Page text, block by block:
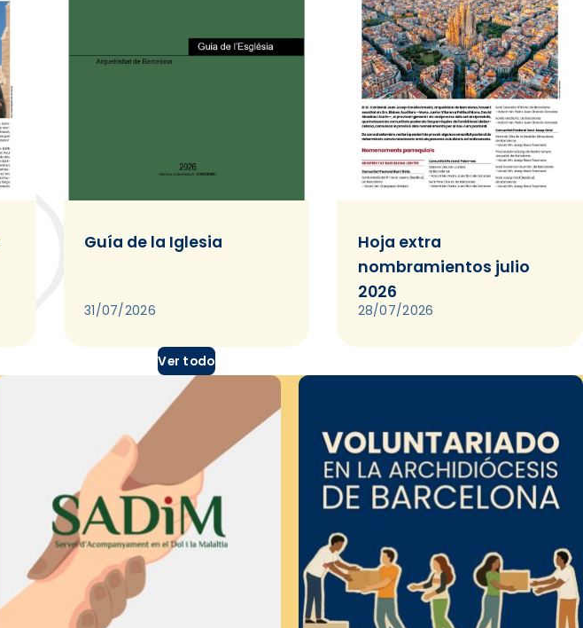
Guía de la Iglesia
31/07/2026
Hoja extra
nombramientos julio
2026
28/07/2026
Ver todo